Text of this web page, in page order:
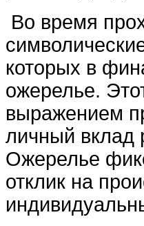
Во время
которых в
ожерелье.
выражением
личный вклад
Ожерелье
отклик на